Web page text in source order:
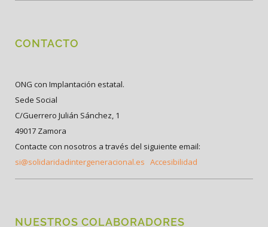
CONTACTO
ONG con Implantación estatal.
Sede Social
C/Guerrero Julián Sánchez, 1
49017 Zamora
Contacte con nosotros a través del siguiente email:
si@solidaridadintergeneracional.es Accesibilidad
NUESTROS COLABORADORES